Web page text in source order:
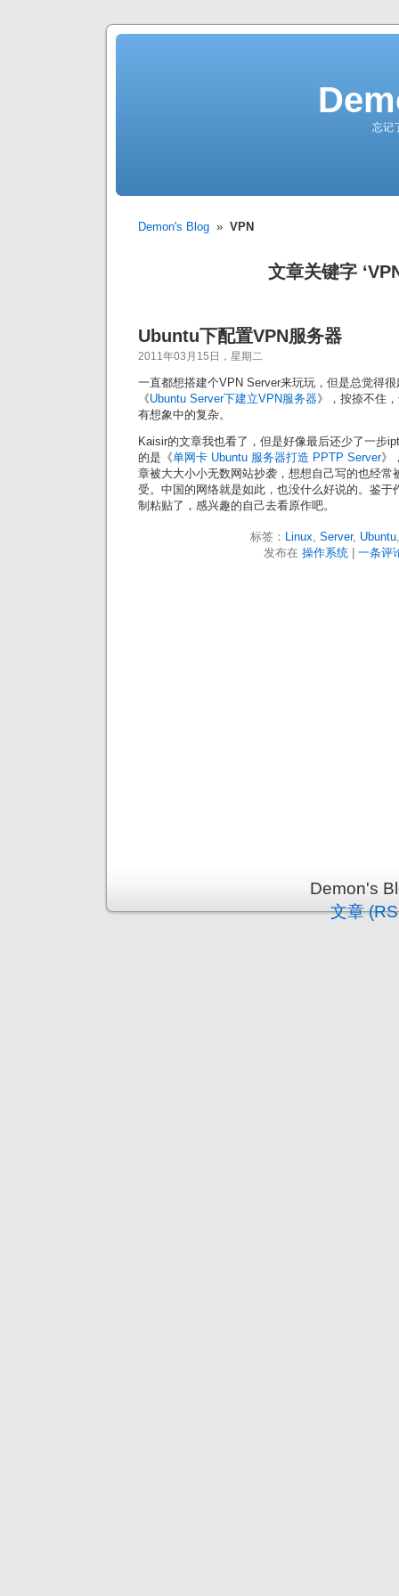
忘记
Demon's Blog » VPN
文章关键字
Ubuntu下配置VPN服务器
2011年03月15日，星期二
一直都想搭建个VPN Server来玩玩，但是总觉得
《Ubuntu Server下建立VPN服务器》，按捺不住
有想象中的复杂。
Kaisir的文章我也看了，但是好像最后还少了一步
的是《单网卡 Ubuntu 服务器打造 PPTP Server》
章被大大小小无数网站抄袭，想想自己写的也经常
受。中国的网络就是如此，也没什么好说的。鉴于
制粘贴了，感兴趣的自己去看原作吧。
标签： Linux, Server, Ubuntu
发布在 操作系统| 一条评
Demon's
文章